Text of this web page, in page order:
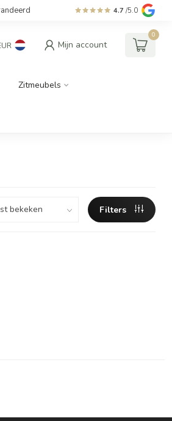
4.7 /5.0
Mijn account
0
Zitmeubels
Filters